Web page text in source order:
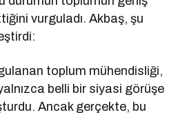
vurguladı. Akbaş, şu
toplum mühendisliği,
belli bir siyasi görüşe
Ancak gerçekte, bu